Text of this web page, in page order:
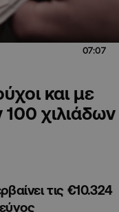
07:07
και με
χιλιάδων
τις €10.324